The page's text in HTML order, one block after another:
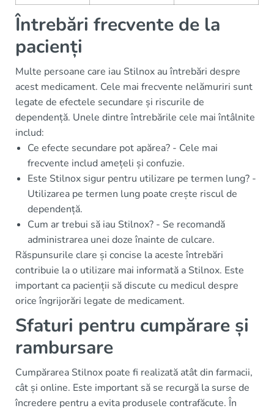
Întrebări frecvente de la
pacienți
Multe persoane care iau Stilnox au întrebări despre
acest medicament. Cele mai frecvente nelămuriri sunt
legate de efectele secundare și riscurile de
dependență. Unele dintre întrebările cele mai întâlnite
includ:
Ce efecte secundare pot apărea? - Cele mai
frecvente includ amețeli și confuzie.
Este Stilnox sigur pentru utilizare pe termen lung? -
Utilizarea pe termen lung poate crește riscul de
dependență.
Cum ar trebui să iau Stilnox? - Se recomandă
administrarea unei doze înainte de culcare.
Răspunsurile clare și concise la aceste întrebări
contribuie la o utilizare mai informată a Stilnox. Este
important ca pacienții să discute cu medicul despre
orice îngrijorări legate de medicament.
Sfaturi pentru cumpărare și
rambursare
Cumpărarea Stilnox poate fi realizată atât din farmacii,
cât și online. Este important să se recurgă la surse de
încredere pentru a evita produsele contrafăcute. În